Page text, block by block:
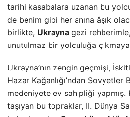
tarihi kasabalara uzanan bu
de benim gibi her anına âşık
birlikte, Ukrayna gezi rehberi
unutulmaz bir yolculuğa
Ukrayna’nın zengin geçmişi,
Hazar Kağanlığı’ndan Sovyetler
medeniyete ev sahipliği yapmış.
taşıyan bu topraklar, II. Dünya